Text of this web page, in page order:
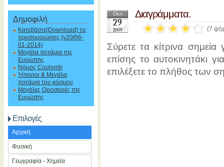
Δημοφιλή
Κατεβάστε(Download) τις
προσομοιώσεις (v20/06-
01-2014)
Μεγάλα ποτάμια της
Ευρώπης
Νόμος Coulomb
Ήπειροι & Μεγάλα
ποτάμια του κόσμου
Μεγάλες Οροσειρές της
Ευρώπης
Επιλογές
Αρχική
Φυσική
Γεωγραφία - Χημεία
Οκτ
29
2009
Διαγράμματα.
(7
Σύρετε τα κίτρινα
επίσης το αυτοκινητάκι
επιλέξετε το πλήθος των